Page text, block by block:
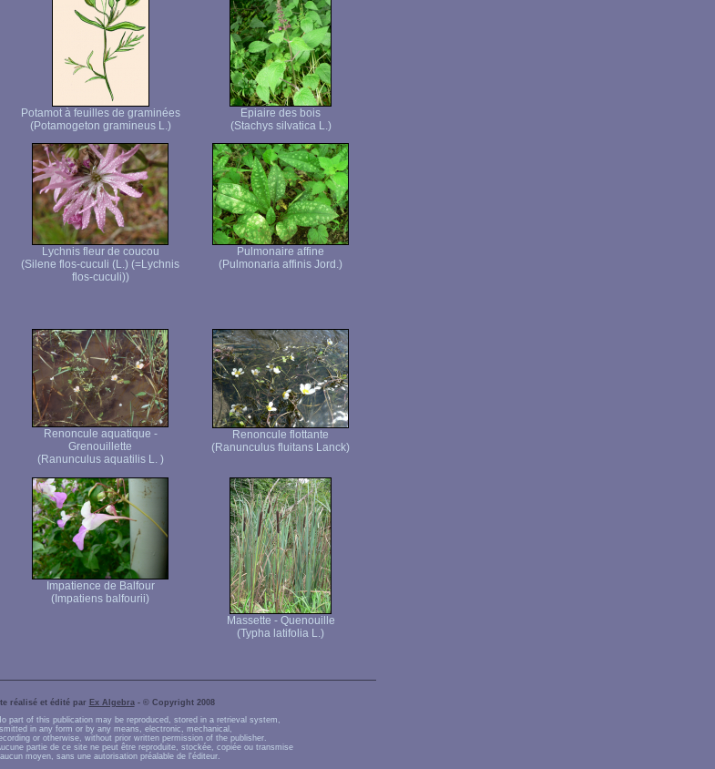
Potamot à feuilles de graminées
(Potamogeton gramineus L.)
Epiaire des bois
(Stachys silvatica L.)
Lychnis fleur de coucou
(Silene flos-cuculi (L.) (=Lychnis
flos-cuculi))
Pulmonaire affine
(Pulmonaria affinis Jord.)
Renoncule aquatique -
Grenouillette
(Ranunculus aquatilis L. )
Renoncule flottante
(Ranunculus fluitans Lanck)
Impatience de Balfour
(Impatiens balfourii)
Massette - Quenouille
(Typha latifolia L.)
réalisé et édité par Ex Algebra- © Copyright 2008
part of this publication may be reproduced, stored in a retrieval system,
in any form or by any means, electronic, mechanical,
or otherwise, without prior written permission of the publisher.
partie de ce site ne peut être reproduite, stockée, copiée ou transmise
moyen, sans une autorisation préalable de l'éditeur.